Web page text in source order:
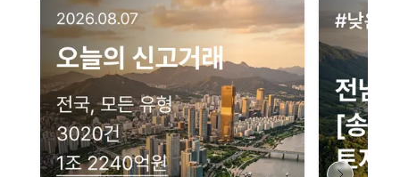
네이버 지도 연결 안내
현재 네이버 지도 연결이 원활하지 않아 지도를 불러올 수 없습니다.